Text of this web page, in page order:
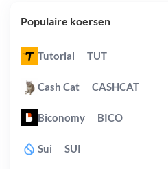
Populaire koersen
Tutorial TUT
Cash Cat CASHCAT
Biconomy BICO
Sui SUI